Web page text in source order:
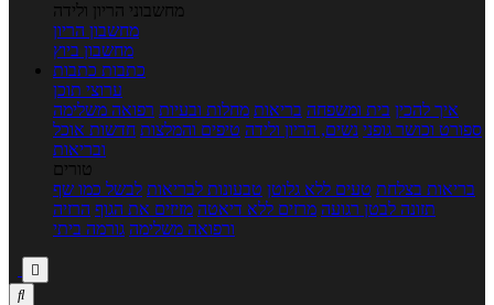
מחשבוני הריון ולידה
מחשבון הריון
מחשבון ביוץ
כתבות כתבות
ערוצי תוכן
איך להכין בית ומשפחה בריאות מחלות ובעיות רפואה משלימה
ספורט וכושר גופני נשים, הריון ולידה טיפים והמלצות חדשות אוכל
ובריאות
טורים
בריאות בצלחת טעים ללא גלוטן טבעונות לבריאות לבשל כמו שף
תזונה לבטן רגועה מרזים ללא דיאטה מזיזים את הגוף הרזיה
ורפואה משלימה גורמה ביתי

